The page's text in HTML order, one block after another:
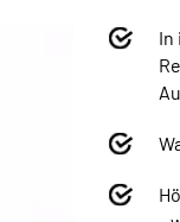
In